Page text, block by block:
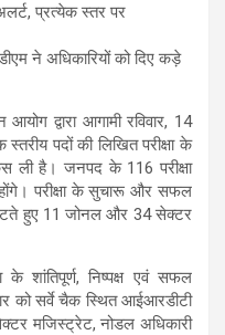
प्रत्येक स्तर पर
डीएम ने अधिकारियों को दिए कड़े
द्वारा आगामी रविवार, 14
पदों की लिखित परीक्षा के
ली है। जनपद के 116 परीक्षा
होंगे। परीक्षा के सुचारू और सफल
हुए 11 जोनल और 34 सेक्टर
के शांतिपूर्ण, निष्पक्ष एवं सफल
को सर्वे चैक स्थित आईआरडीटी
मजिस्ट्रेट, नोडल अधिकारी